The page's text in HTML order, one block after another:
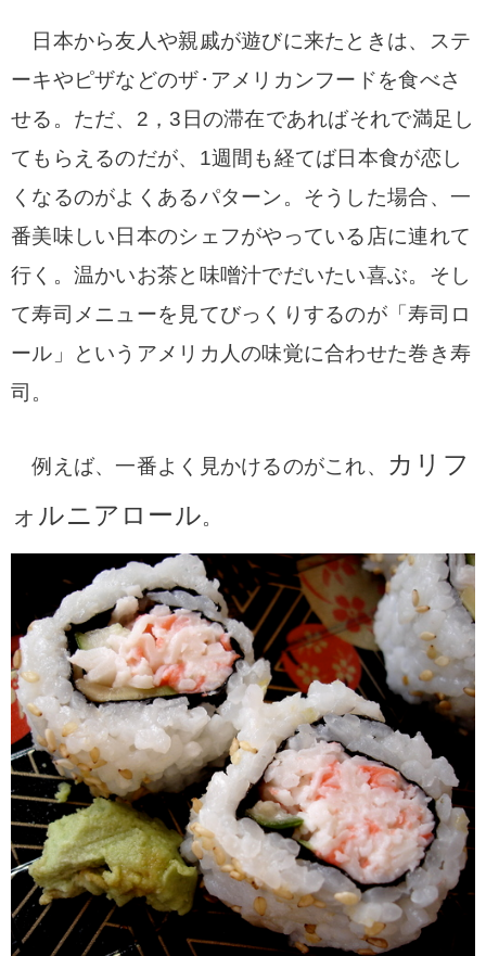
日本から友人や親戚が遊びに来たときは、ステ
ーキやピザなどのザ･アメリカンフードを食べさ
せる。ただ、2，3日の滞在であればそれで満足し
てもらえるのだが、1週間も経てば日本食が恋し
くなるのがよくあるパターン。そうした場合、一
番美味しい日本のシェフがやっている店に連れて
行く。温かいお茶と味噌汁でだいたい喜ぶ。そし
て寿司メニューを見てびっくりするのが「寿司ロ
ール」というアメリカ人の味覚に合わせた巻き寿
司。
例えば、一番よく見かけるのがこれ、
カリフ
ォルニアロール。